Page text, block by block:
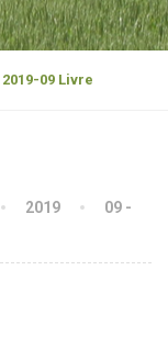
2019-09 Livre
2019
09 -